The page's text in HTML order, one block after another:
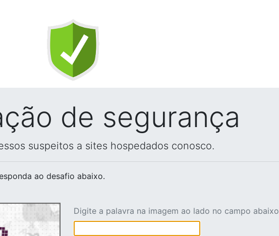
de segurança
suspeitos a sites hospedados conosco.
ao desafio abaixo.
Digite a palavra na imagem ao lado no campo abaixo